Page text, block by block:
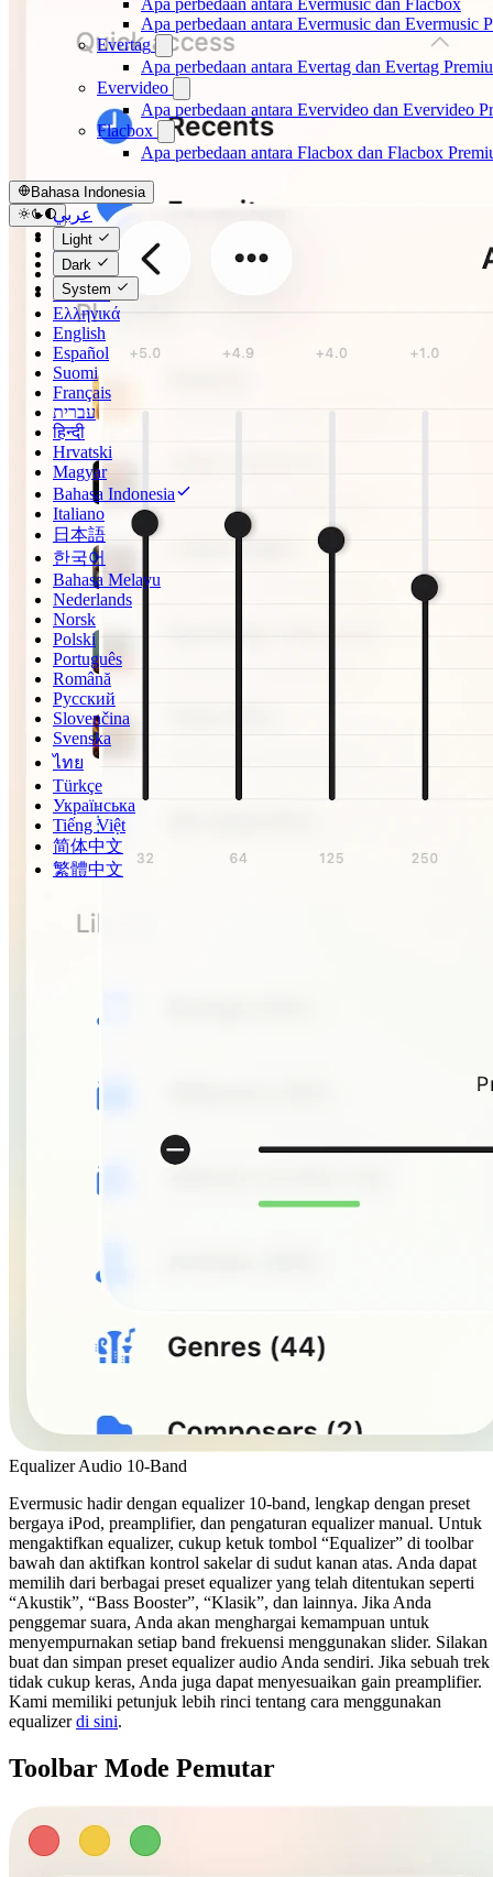
Apa perbedaan antara Evermusic dan Flacbox
Apa perbedaan antara Evermusic dan Evermusic
Evertag
Apa perbedaan antara Evertag dan Evertag
Evervideo
Apa perbedaan antara Evervideo dan Evervideo
Flacbox
Apa perbedaan antara Flacbox dan Flacbox
Bahasa Indonesia
عربي
Català
Čeština
Dansk
Deutsch
Ελληνικά
English
Español
Suomi
Français
עברית
हिन्दी
Hrvatski
Magyar
Bahasa Indonesia
Italiano
日本語
한국어
Bahasa Melayu
Nederlands
Norsk
Polski
Português
Română
Русский
Slovenčina
Svenska
ไทย
Türkçe
Українська
Tiếng Việt
简体中文
繁體中文
Light
Dark
System
Equalizer Audio 10-Band
Evermusic hadir dengan equalizer 10-band, lengkap dengan preset
bergaya iPod, preamplifier, dan pengaturan equalizer manual. Untuk
mengaktifkan equalizer, cukup ketuk tombol “Equalizer” di toolbar
bawah dan aktifkan kontrol sakelar di sudut kanan atas. Anda dapat
memilih dari berbagai preset equalizer yang telah ditentukan seperti
“Akustik”, “Bass Booster”, “Klasik”, dan lainnya. Jika Anda
penggemar suara, Anda akan menghargai kemampuan untuk
menyempurnakan setiap band frekuensi menggunakan slider. Silakan
buat dan simpan preset equalizer audio Anda sendiri. Jika sebuah trek
tidak cukup keras, Anda juga dapat menyesuaikan gain preamplifier.
Kami memiliki petunjuk lebih rinci tentang cara menggunakan
equalizerdi sini.
Toolbar Mode Pemutar